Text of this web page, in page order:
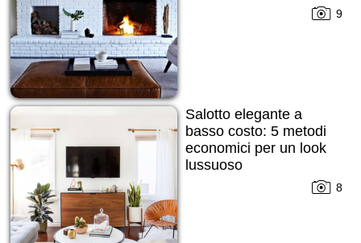
9
Salotto elegante a
basso costo: 5 metodi
economici per un look
lussuoso
8